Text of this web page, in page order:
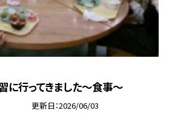
習に行ってきました～食事～
更新日 2026/06/03